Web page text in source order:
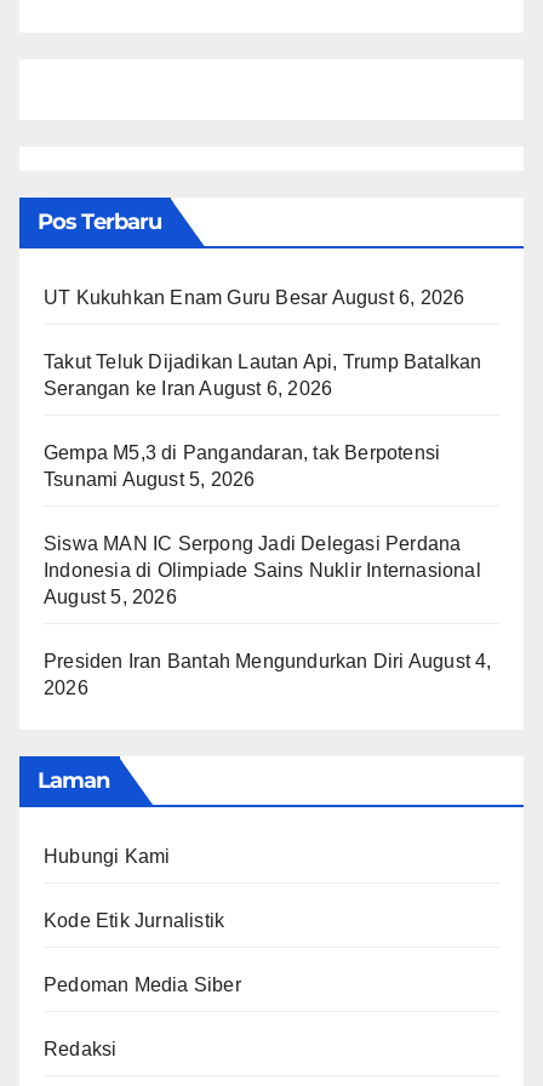
Pos Terbaru
UT Kukuhkan Enam Guru Besar August 6, 2026
Takut Teluk Dijadikan Lautan Api, Trump Batalkan
Serangan ke Iran August 6, 2026
Gempa M5,3 di Pangandaran, tak Berpotensi
Tsunami August 5, 2026
Siswa MAN IC Serpong Jadi Delegasi Perdana
Indonesia di Olimpiade Sains Nuklir Internasional
August 5, 2026
Presiden Iran Bantah Mengundurkan Diri August 4,
2026
Laman
Hubungi Kami
Kode Etik Jurnalistik
Pedoman Media Siber
Redaksi